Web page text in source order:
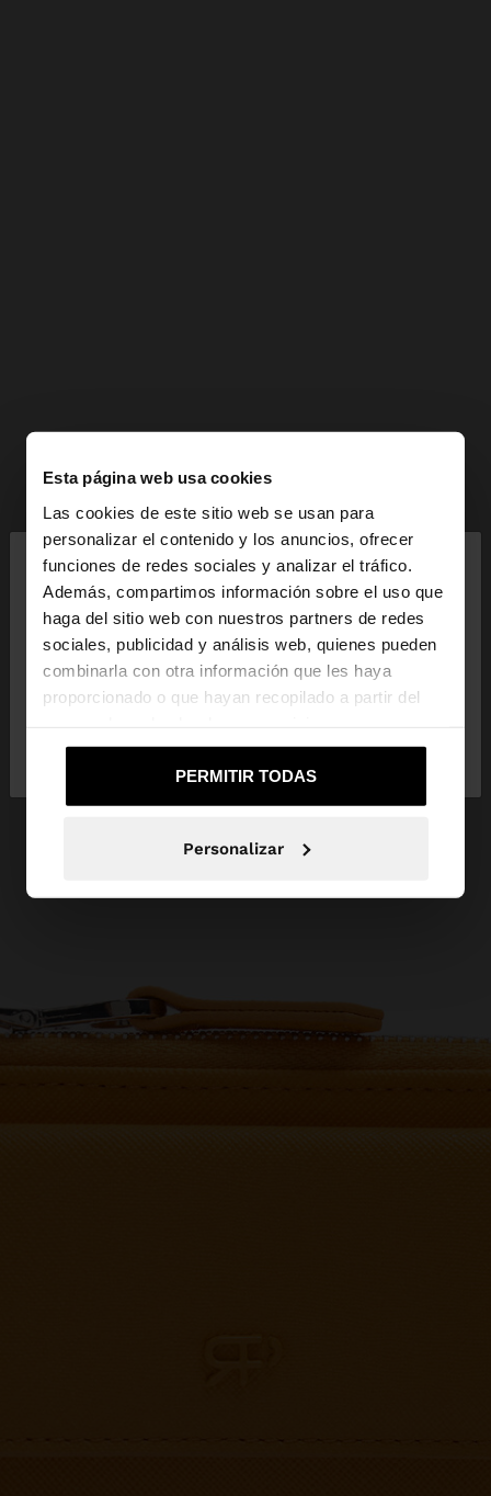
Esta página web usa cookies
Las cookies de este sitio web se usan para
personalizar el contenido y los anuncios, ofrecer
funciones de redes sociales y analizar el tráfico.
Además, compartimos información sobre el uso que
haga del sitio web con nuestros partners de redes
sociales, publicidad y análisis web, quienes pueden
combinarla con otra información que les haya
proporcionado o que hayan recopilado a partir del
PERMITIR TODAS
Personalizar
hola
Estás accediendo a la web de España. ¿Quieres ir a
la web de United States?